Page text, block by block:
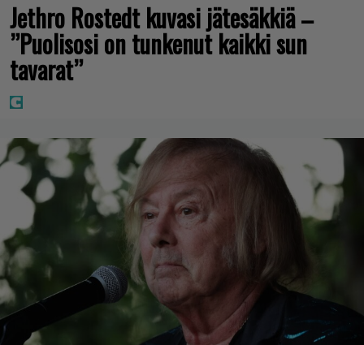
Jethro Rostedt kuvasi jätesäkkiä –
”Puolisosi on tunkenut kaikki sun
tavarat”